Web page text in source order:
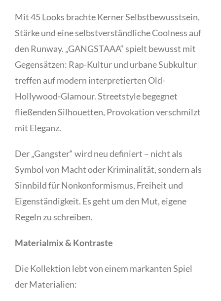
Mit 45 Looks brachte Kerner Selbstbewusstsein,
Stärke und eine selbstverständliche Coolness auf
den Runway. „GANGSTAAA“ spielt bewusst mit
Gegensätzen: Rap-Kultur und urbane Subkultur
treffen auf modern interpretierten Old-
Hollywood-Glamour. Streetstyle begegnet
fließenden Silhouetten, Provokation verschmilzt
mit Eleganz.
Der „Gangster“ wird neu definiert – nicht als
Symbol von Macht oder Kriminalität, sondern als
Sinnbild für Nonkonformismus, Freiheit und
Eigenständigkeit. Es geht um den Mut, eigene
Regeln zu schreiben.
Materialmix & Kontraste
Die Kollektion lebt von einem markanten Spiel
der Materialien: